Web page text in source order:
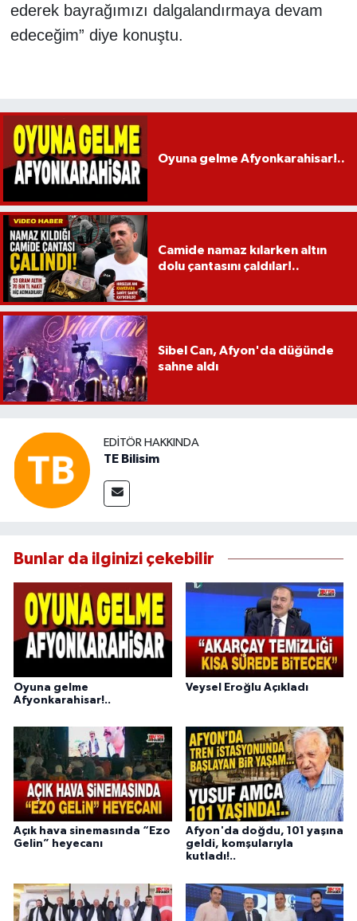
ederek bayrağımızı dalgalandırmaya devam
edeceğim” diye konuştu.
Oyuna gelme Afyonkarahisar!..
Camide namaz kılarken altın
dolu çantasını çaldılar!..
Sibel Can, Afyon'da düğünde
sahne aldı
EDITÖR HAKKINDA
TE Bilisim
Bunlar da ilginizi çekebilir
Oyuna gelme
Afyonkarahisar!..
Veysel Eroğlu Açıkladı
Açık hava sinemasında “Ezo
Gelin” heyecanı
Afyon'da doğdu, 101 yaşına
geldi, komşularıyla
kutladı!..